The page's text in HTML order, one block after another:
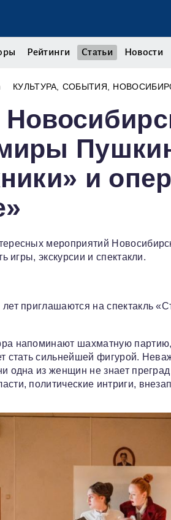
Рейтинги Статьи Новости
КУЛЬТУРА СОБЫТИЯ
и
мероприятий
игры, экскурсии и спектакли.
приглашаются на спектакль
напоминают шахматную
стать сильнейшей фигурой.
из женщин не знает преград
политические интриги,